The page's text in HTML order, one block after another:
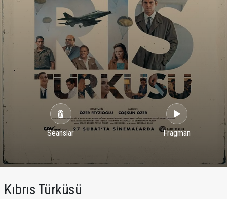
Seanslar Fragman
Kıbrıs Türküsü